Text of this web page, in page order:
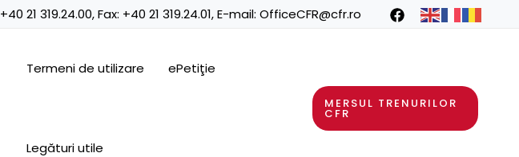
+40 21 319.24.00, Fax: +40 21 319.24.01, E-mail: OfficeCFR@cfr.ro
Termeni de utilizare ePetiţie
Legături utile
MERSUL TRENURILOR
CFR